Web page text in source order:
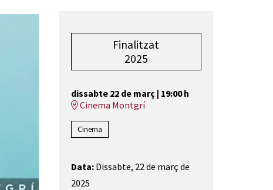
Finalitzat
2025
dissabte 22 de març | 19:00 h
Cinema Montgrí
Cinema
Data: Dissabte, 22 de març de
2025